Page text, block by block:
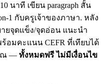
นาที เขียน paragraph สั้น
1 กับครูเจ้าของภาษา. หลัง
ยจุดแข็ง/จุดอ่อน แนะนำ
อมคะแนน CEFR ที่เทียบได้
ณ — ทั้งหมดฟรี ไม่มีเงื่อนไข